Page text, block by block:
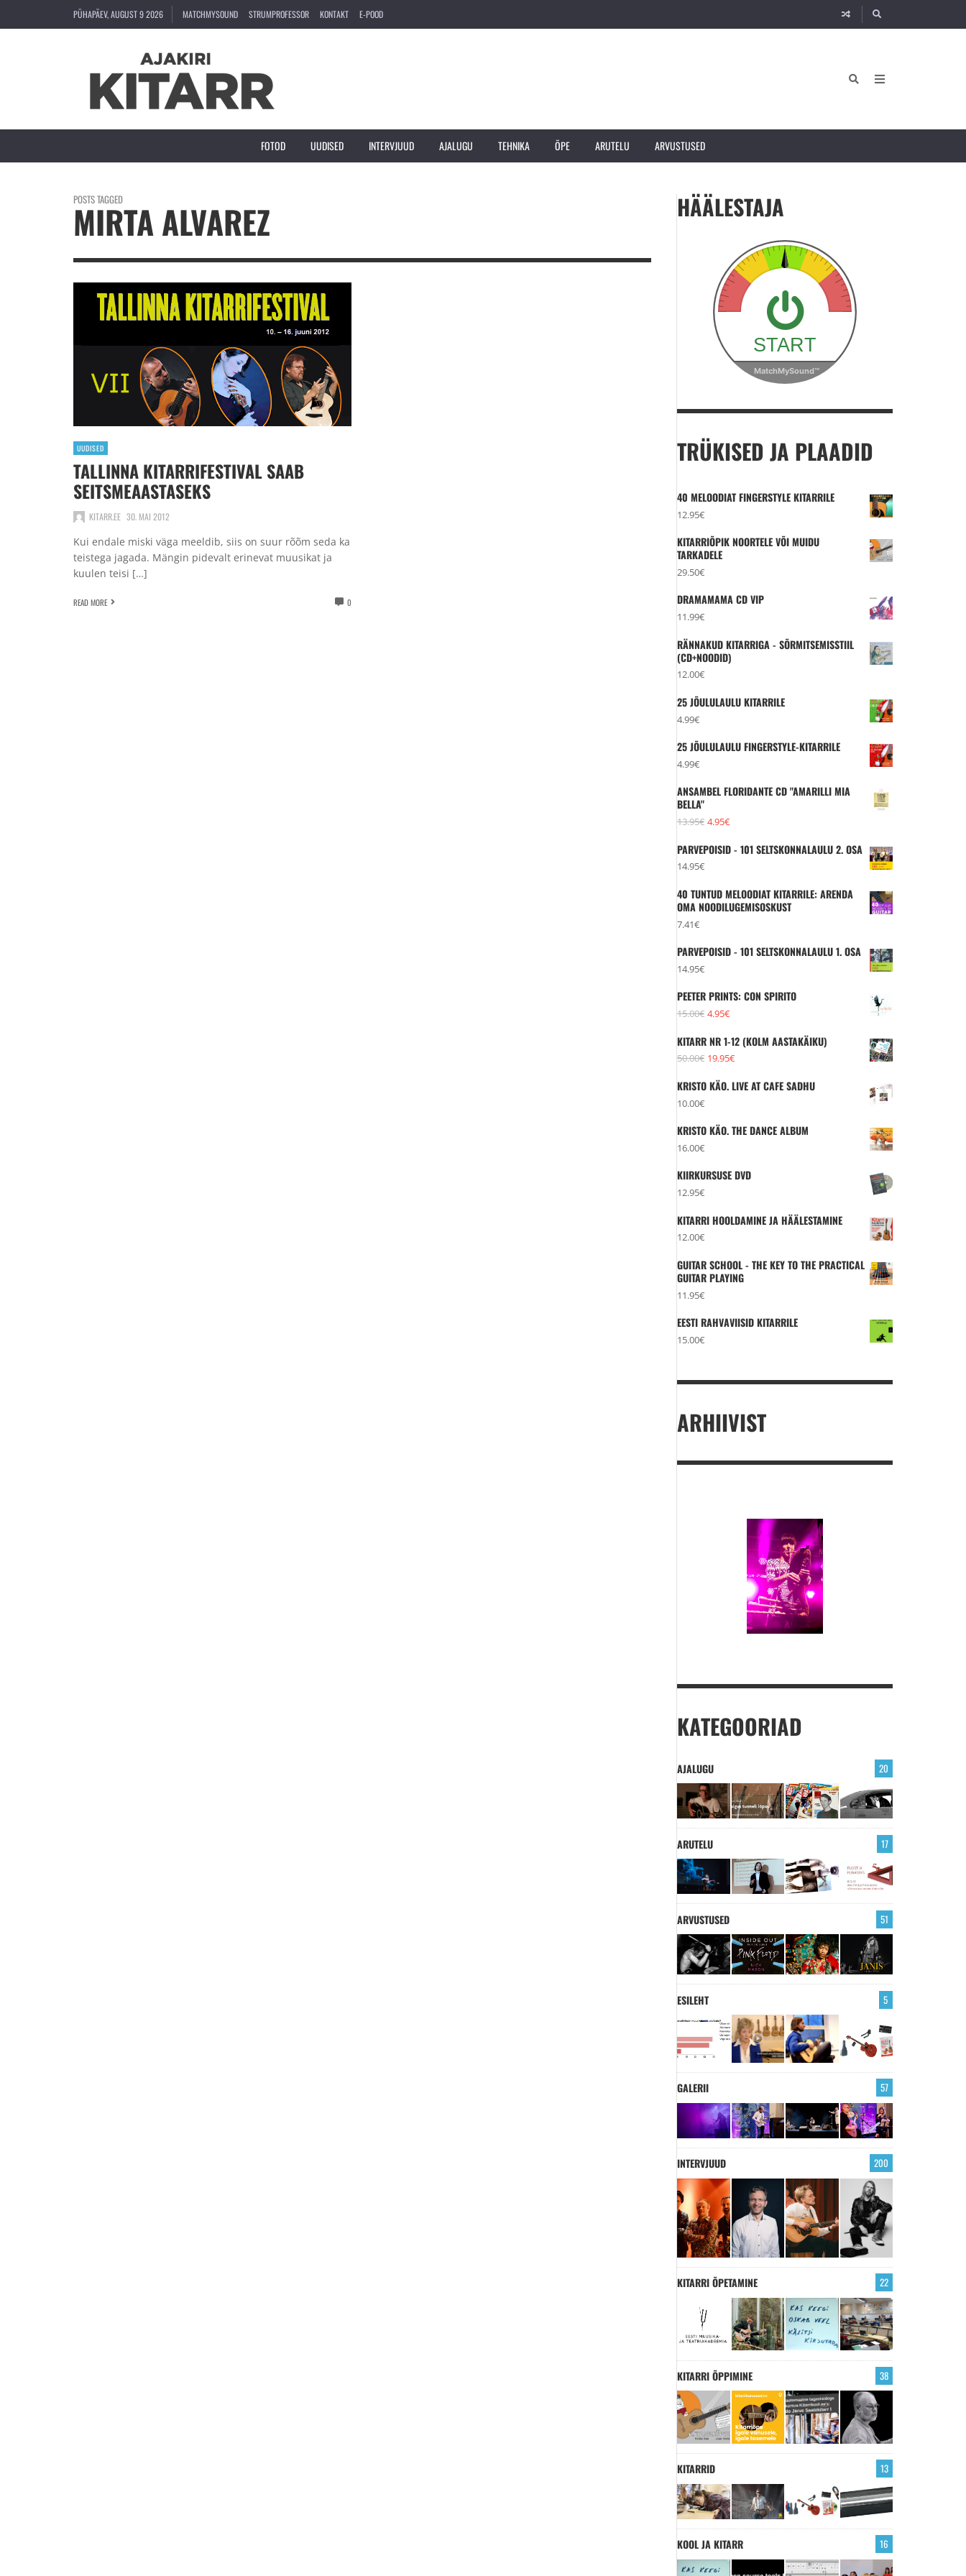
PÜHAPÄEV, AUGUST 9 2026 MATCHMYSOUND STRUMPROFESSOR KONTAKT E-POOD
FOTOD UUDISED INTERVJUUD AJALUGU TEHNIKA ÕPE ARUTELU ARVUSTUSED
POSTS TAGGED
MIRTA ALVAREZ
UUDISED
TALLINNA KITARRIFESTIVAL SAAB
SEITSMEAASTASEKS
KITARR.EE 30. MAI 2012
Kui endale miski väga meeldib, siis on suur rõõm seda ka
teistega jagada. Mängin pidevalt erinevat muusikat ja
kuulen teisi […]
READ MORE 0
HÄÄLESTAJA
TRÜKISED JA PLAADID
40 MELOODIAT FINGERSTYLE KITARRILE
12.95€
KITARRIÕPIK NOORTELE VÕI MUIDU
TARKADELE
29.50€
DRAMAMAMA CD VIP
11.99€
RÄNNAKUD KITARRIGA - SÕRMITSEMISSTIIL
(CD+NOODID)
12.00€
25 JÕULULAULU KITARRILE
4.99€
25 JÕULULAULU FINGERSTYLE-KITARRILE
4.99€
ANSAMBEL FLORIDANTE CD "AMARILLI MIA
BELLA"
13.95€ Algne
oli:
4.95€Praegune
on:
PARVEPOISID - 101 SELTSKONNALAULU 2. OSA
14.95€
40 TUNTUD MELOODIAT KITARRILE: ARENDA
OMA NOODILUGEMISOSKUST
7.41€
PARVEPOISID - 101 SELTSKONNALAULU 1. OSA
14.95€
PEETER PRINTS: CON SPIRITO
15.00€ Algne
oli:
15.00€.
4.95€Praegune
on:
4.95€.
KITARR NR 1-12 (KOLM AASTAKÄIKU)
50.00€ Algne
oli:
19.95€Praegune
on:
KRISTO KÄO. LIVE AT CAFE SADHU
10.00€
KRISTO KÄO. THE DANCE ALBUM
16.00€
KIIRKURSUSE DVD
12.95€
KITARRI HOOLDAMINE JA HÄÄLESTAMINE
12.00€
GUITAR SCHOOL - THE KEY TO THE PRACTICAL
GUITAR PLAYING
11.95€
EESTI RAHVAVIISID KITARRILE
15.00€
ARHIIVIST
KATEGOORIAD
AJALUGU 20
ARUTELU 17
ARVUSTUSED 51
ESILEHT 5
GALERII 57
INTERVJUUD 200
KITARRI ÕPETAMINE 22
KITARRI ÕPPIMINE 38
KITARRID 13
KOOL JA KITARR 16